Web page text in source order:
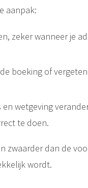
aanpak:
zeker wanneer je
boeking of
en wetgeving
te doen.
zwaarder dan de
wordt.